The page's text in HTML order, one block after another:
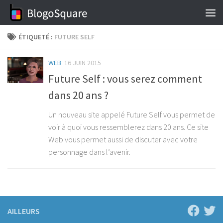
Skip to content
ÉTIQUETÉ : FUTURE SELF
WEB 16 JUIN 2015
Future Self : vous serez comment
dans 20 ans ?
Un nouveau site appelé Future Self vous permet de
voir à quoi vous ressemblerez dans 20 ans. Ce site
Web vous permet aussi de discuter avec votre
personnage dans l’avenir.
AILLEURS